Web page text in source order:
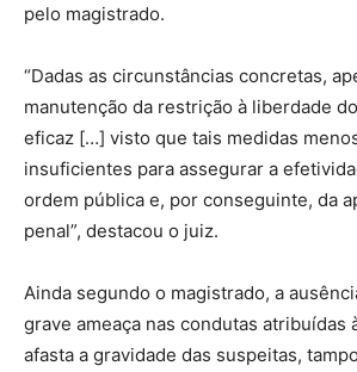
pelo magistrado.
“Dadas as circunstâncias concretas,
manutenção da restrição à liberdade
eficaz […] visto que tais medidas
insuficientes para assegurar a
ordem pública e, por conseguinte, da
penal”, destacou o juiz.
Ainda segundo o magistrado, a
grave ameaça nas condutas atribuídas
afasta a gravidade das suspeitas,